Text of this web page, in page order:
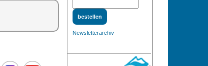
Newsletterarchiv